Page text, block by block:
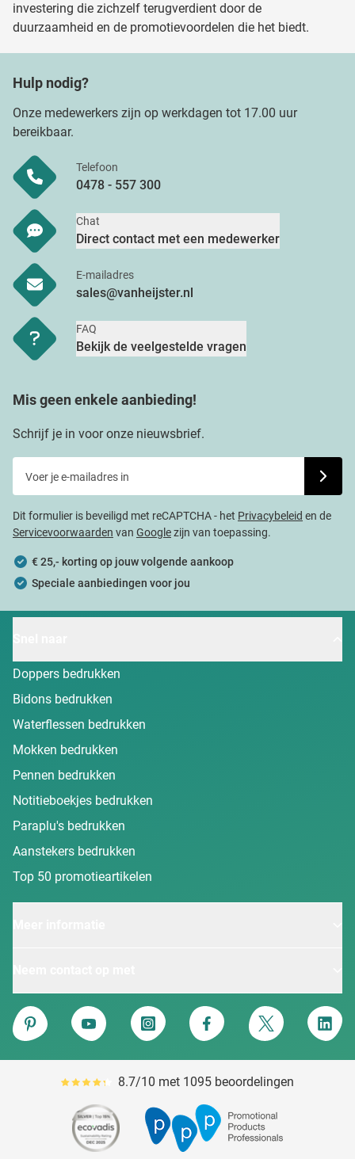
investering die zichzelf terugverdient door de
duurzaamheid en de promotievoordelen die het biedt.
Hulp nodig?
Onze medewerkers zijn op werkdagen tot 17.00 uur
bereikbaar.
Telefoon
0478 - 557 300
Chat
Direct contact met een medewerker
E-mailadres
sales@vanheijster.nl
FAQ
Bekijk de veelgestelde vragen
Mis geen enkele aanbieding!
Schrijf je in voor onze nieuwsbrief.
Dit formulier is beveiligd met reCAPTCHA - het Privacybeleid en de
Servicevoorwaarden van Googlezijn van toepassing.
€ 25,- korting op jouw volgende aankoop
Speciale aanbiedingen voor jou
Doppers bedrukken
Bidons bedrukken
Waterflessen bedrukken
Mokken bedrukken
Pennen bedrukken
Notitieboekjes bedrukken
Paraplu's bedrukken
Aanstekers bedrukken
Top 50 promotieartikelen
Van Heijster
Pinterest
YouTube Instagram Facebook Twitter
Gemiddeld reviewpercentage is 87
8.7/10 met 1095 beoordelingen